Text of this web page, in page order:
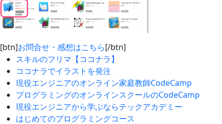
[btn]お問合せ・感想はこちら[/btn]
スキルのフリマ【ココナラ】
ココナラでイラストを発注
現役エンジニアのオンライン家庭教師CodeCamp
プログラミングのオンラインスクールのCodeCamp
現役エンジニアから学ぶならテックアカデミー
はじめてのプログラミングコース